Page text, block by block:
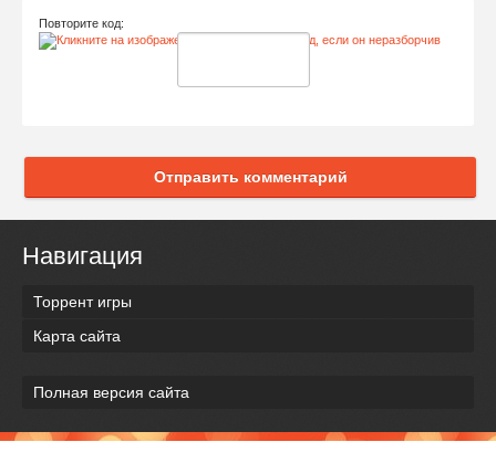
Повторите код:
Отправить комментарий
Навигация
Торрент игры
Карта сайта
Полная версия сайта